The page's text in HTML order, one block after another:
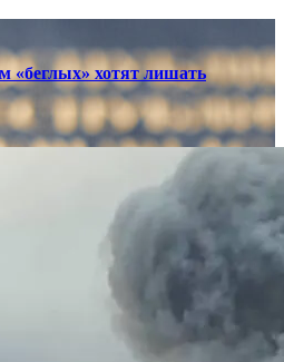
«беглых» хотят лишать